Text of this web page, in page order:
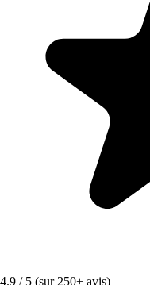
4.9 / 5 (sur 250+ avis)